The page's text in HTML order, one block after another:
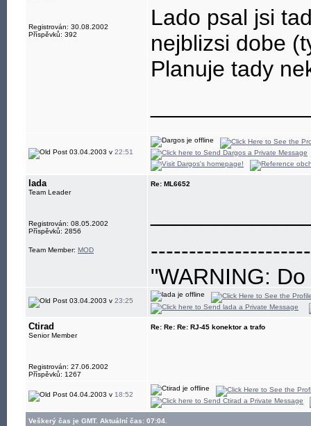
Registrován: 30.08.2002
Příspěvků: 392
Lado psal jsi
nejblizsi dobe
Planuje tady
03.04.2003 v 22:51
lada
Team Leader
Registrován: 08.05.2002
Příspěvků: 2856
Team Member: MOD
Re: ML6652
"WARNING:
eye"
03.04.2003 v 23:25
Ctirad
Senior Member
Registrován: 27.06.2002
Příspěvků: 1267
Re: Re: Re: RJ-45 konektor a trafo
04.04.2003 v 18:52
Veškerý čas je GMT. Aktuální čas: 07:04.